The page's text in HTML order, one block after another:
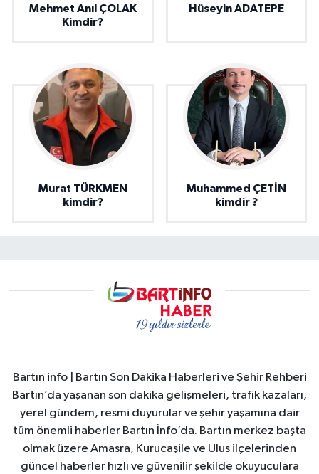
Mehmet Anıl ÇOLAK
Kimdir?
Hüseyin ADATEPE
Murat TÜRKMEN
kimdir?
Muhammed ÇETİN
kimdir ?
Bartın info | Bartın Son Dakika Haberleri ve Şehir Rehberi
Bartın’da yaşanan son dakika gelişmeleri, trafik kazaları,
yerel gündem, resmi duyurular ve şehir yaşamına dair
tüm önemli haberler Bartın İnfo’da. Bartın merkez başta
olmak üzere Amasra, Kurucaşile ve Ulus ilçelerinden
güncel haberler hızlı ve güvenilir şekilde okuyuculara